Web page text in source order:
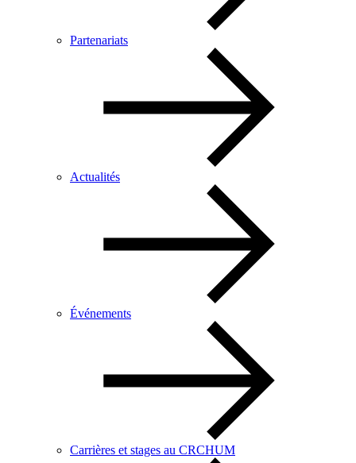
Partenariats
Actualités
Événements
Carrières et stages au CRCHUM